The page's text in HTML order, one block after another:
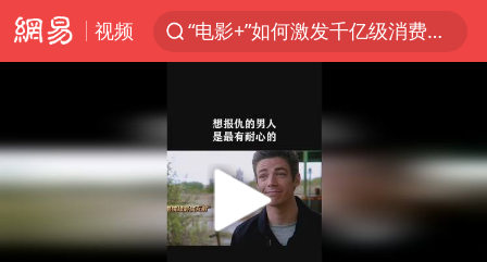
视频
“电影+”如何激发千亿级消费新活力？
台风白海豚中心风力增强
向鹏0-3不敌张本智和
百花奖开幕式
四川宜宾高县4.9级地震致1死